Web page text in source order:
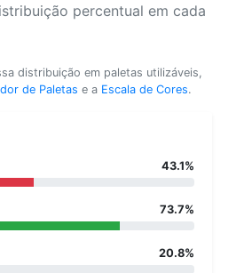
percentual em cada
distribuição em paletas utilizáveis,
de Paletas e a Escala de Cores.
43.1%
73.7%
20.8%